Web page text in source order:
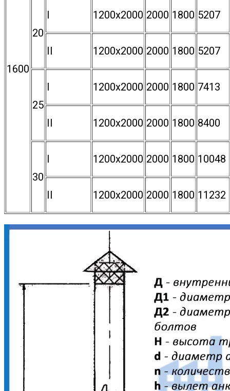
1600
20
I 1200х2000 2000 1800 5207
II 1200х2000 2000 1800 5207
25
I 1200х2000 2000 1800 7413
II 1200х2000 2000 1800 8400
30
I 1200х2000 2000 1800 10048
II 1200х2000 2000 1800 11232